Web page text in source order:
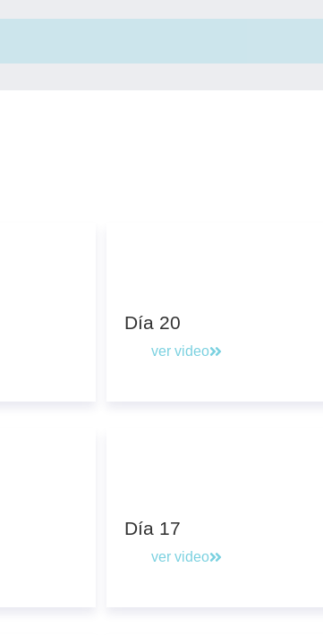
Día 20
ver video
Día 17
ver video